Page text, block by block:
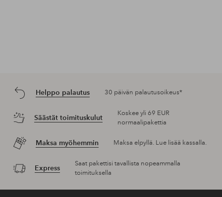
Helppo palautus 30 päivän palautusoikeus*
Säästät toimituskulut
Koskee yli 69 EUR
normaalipakettia
Maksa myöhemmin Maksa elpyllä. Lue lisää kassalla.
Express
Saat pakettisi tavallista nopeammalla
toimituksella